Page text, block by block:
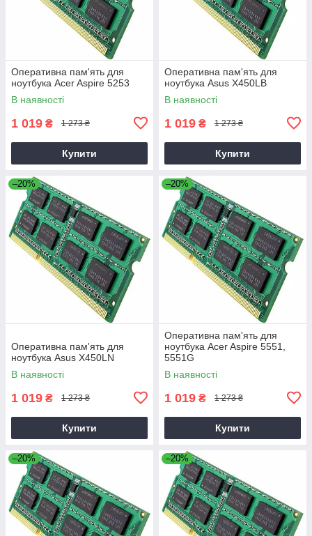
Оперативна пам'ять для
ноутбука Acer Aspire 5253
В наявності
1 019 ₴ 1 273 ₴
Купити
Оперативна пам'ять для
ноутбука Asus X450LB
В наявності
1 019 ₴ 1 273 ₴
Купити
–20%
Оперативна пам'ять для
ноутбука Asus X450LN
В наявності
1 019 ₴ 1 273 ₴
Купити
–20%
Оперативна пам'ять для
ноутбука Acer Aspire 5551,
5551G
В наявності
1 019 ₴ 1 273 ₴
Купити
–20% –20%